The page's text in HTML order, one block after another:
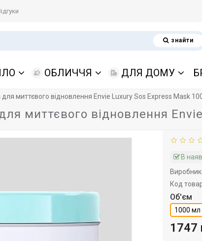
знайти
ОБЛИЧЧЯ ДЛЯ ДОМУ
миттєвого відновлення Envie Luxury Sos Express Mask
миттєвого відновлення
В
Виробник:
Код
Об'єм
1000 мл
1747